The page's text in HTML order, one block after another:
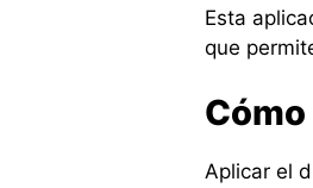
Esta
que
Aplicar el